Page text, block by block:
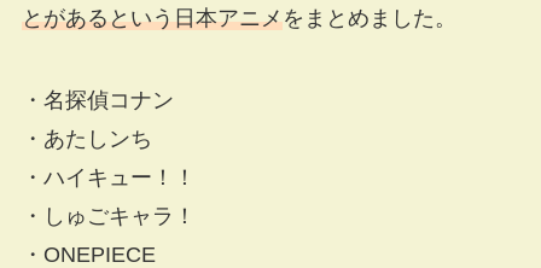
とがあるという日本アニメをまとめました。
・名探偵コナン
・あたしンち
・ハイキュー！！
・しゅごキャラ！
・ONEPIECE